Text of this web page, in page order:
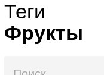
Теги
Фрукты